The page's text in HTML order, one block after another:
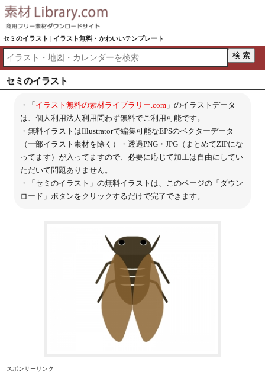
セミのイラスト | イラスト無料・かわいいテンプレート
セミのイラスト
・「イラスト無料の素材ライブラリー.com」のイラストデータ
は、個人利用法人利用問わず無料でご利用可能です。
・無料イラストはIllustratorで編集可能なEPSのベクターデータ
（一部イラスト素材を除く）・透過PNG・JPG（まとめてZIPにな
ってます）が入ってますので、必要に応じて加工は自由にしてい
ただいて問題ありません。
・「セミのイラスト」の無料イラストは、このページの「ダウン
ロード」ボタンをクリックするだけで完了できます。
スポンサーリンク